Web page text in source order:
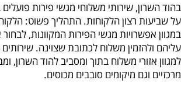
בהוד השרון, שירותי משלוחי מגשי פירות
על שביעות רצון הלקוחות. התהליך פשוט:
במגוון אפשרויות מגשי הפירות המקוונות,
עליהם ולהזמין משלוח לכתובת שצוינה.
למגוון אזורי משלוח בתוך ומסביב להוד השרון,
מרכזיים וגם מיקומים סובבים מכוסים.